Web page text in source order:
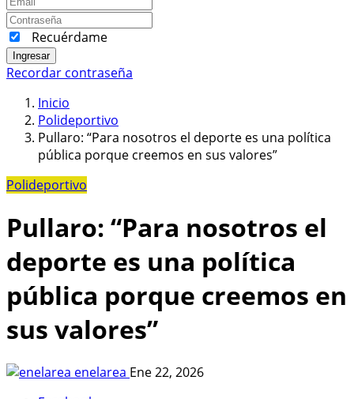
Recuérdame
Ingresar
Recordar contraseña
Inicio
Polideportivo
Pullaro: “Para nosotros el deporte es una política
pública porque creemos en sus valores”
Polideportivo
Pullaro: “Para nosotros el
deporte es una política
pública porque creemos en
sus valores”
enelarea Ene 22, 2026